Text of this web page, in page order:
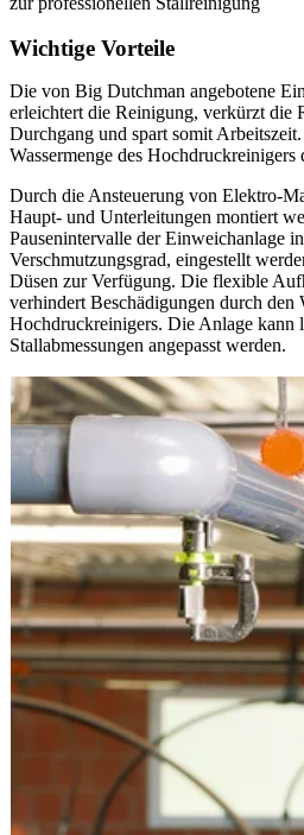
Wichtige Vorteile
Die von Big Dutchman angebotene
erleichtert die Reinigung, verkürzt die
Durchgang und spart somit
Wassermenge des Hochdruckreinigers
Durch die Ansteuerung von Elektro-
Haupt- und Unterleitungen montiert
Pausenintervalle der Einweichanlage
Verschmutzungsgrad, eingestellt
Düsen zur Verfügung. Die flexible
verhindert Beschädigungen durch den
Hochdruckreinigers. Die Anlage kann
Stallabmessungen angepasst werden.